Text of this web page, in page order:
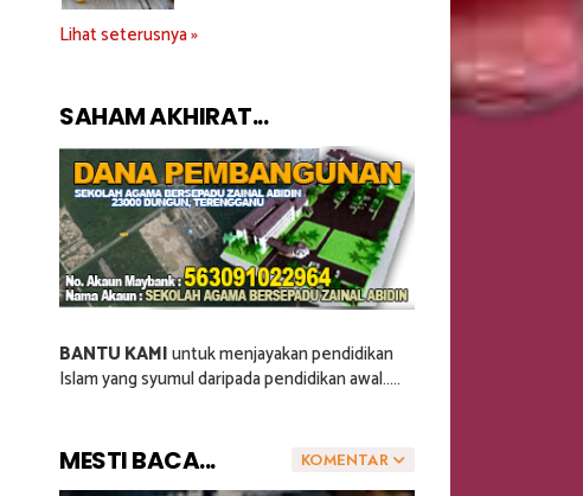
Lihat seterusnya »
SAHAM AKHIRAT...
BANTU KAMIuntuk menjayakan pendidikan
Islam yang syumul daripada pendidikan awal.....
KOMENTAR
MESTI BACA...